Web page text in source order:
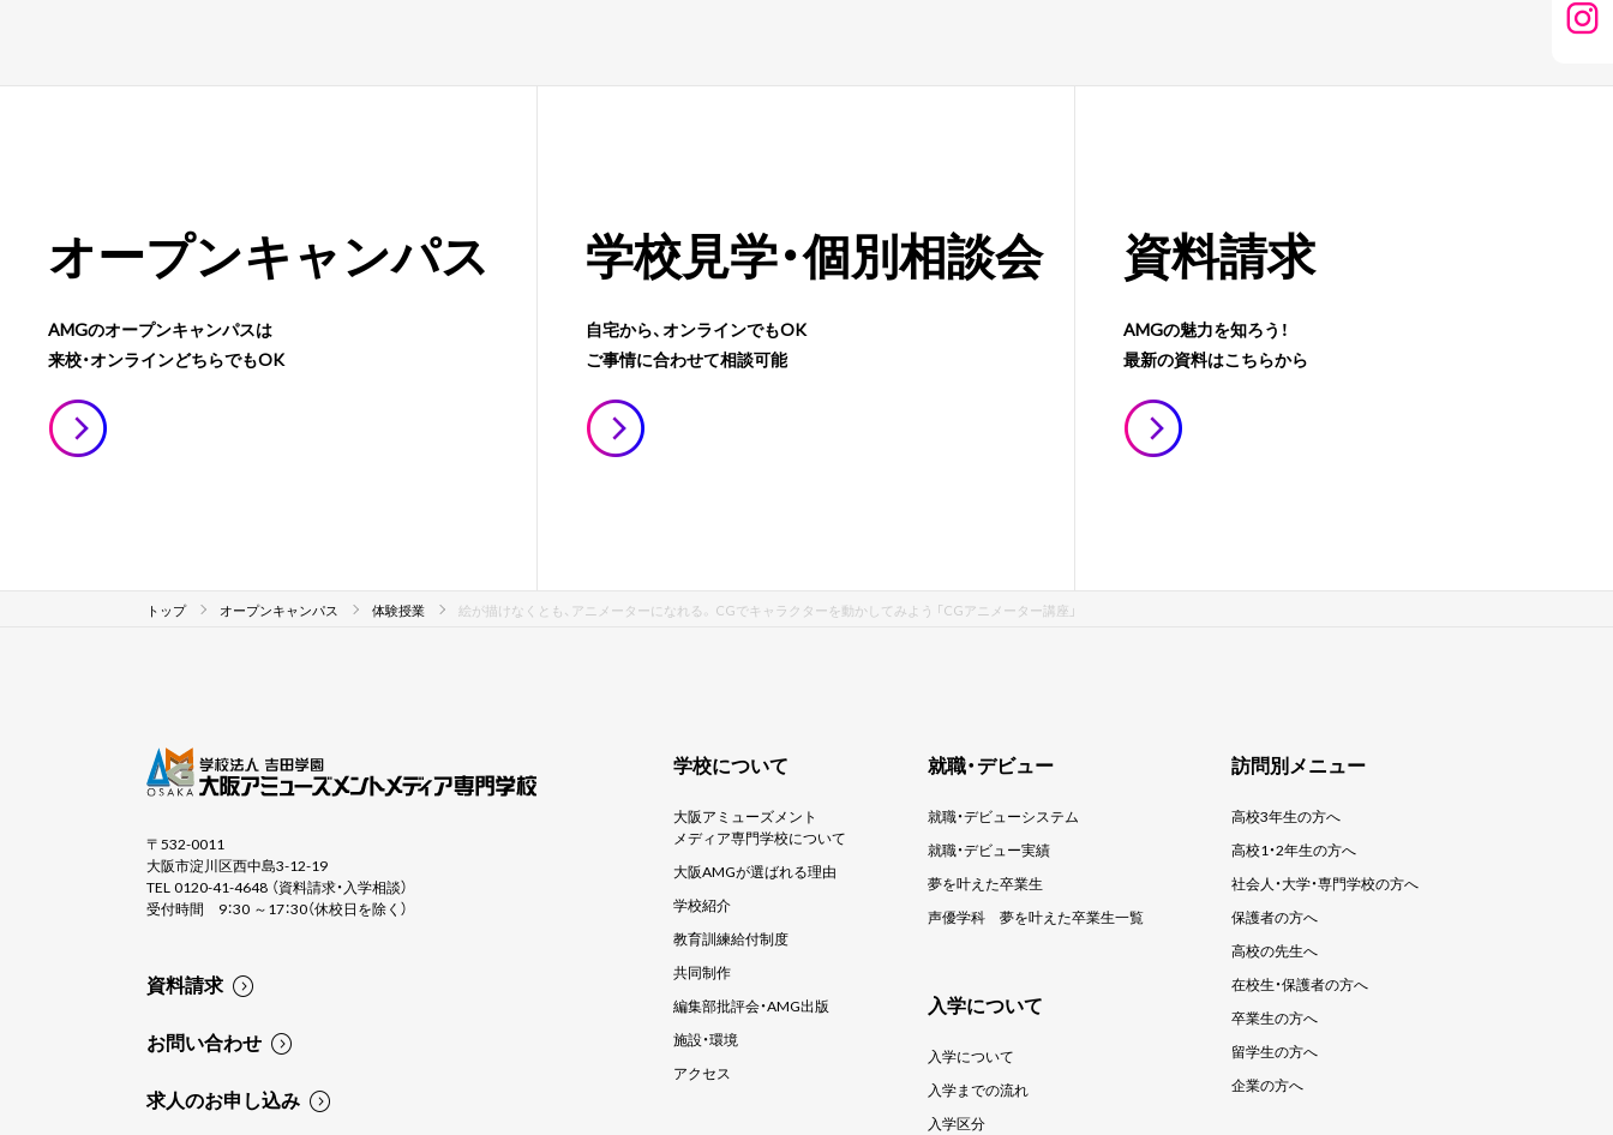
オープンキャンパス
AMGのオープンキャンパスは
来校・オンラインどちらでもOK
学校見学・個別相談会
自宅から、オンラインでもOK
ご事情に合わせて相談可能
資料請求
AMGの魅力を知ろう！
最新の資料はこちらから
トップ オープンキャンパス 体験授業 絵が描けなくとも、アニメーターになれる。 CGでキャラクターを動かしてみよう 「CGアニメーター講座」
学校について
大阪アミューズメント
メディア専門学校について
大阪AMGが選ばれる理由
学校紹介
教育訓練給付制度
共同制作
編集部批評会・AMG出版
施設・環境
アクセス
就職・デビュー
就職・デビューシステム
就職・デビュー実績
夢を叶えた卒業生
声優学科 夢を叶えた卒業生一覧
入学について
入学について
入学までの流れ
入学区分
訪問別メニュー
高校3年生の方へ
高校1・2年生の方へ
社会人・大学・専門学校の方へ
保護者の方へ
高校の先生へ
在校生・保護者の方へ
卒業生の方へ
留学生の方へ
企業の方へ
〒532-0011
大阪市淀川区西中島3-12-19
TEL 0120-41-4648 （資料請求・入学相談）
受付時間 9：30 ～17：30（休校日を除く）
資料請求
お問い合わせ
求人のお申し込み